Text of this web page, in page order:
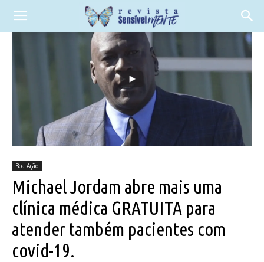
Boa Ação
Michael Jordam abre mais uma
clínica médica GRATUITA para
atender também pacientes com
covid-19.